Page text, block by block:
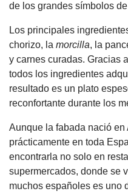
de los grandes símbolos
Los principales
chorizo, la morcilla, la
y carnes curadas. Gracias
todos los ingredientes
resultado es un plato
reconfortante durante los
Aunque la fabada nació en
prácticamente en toda
encontrarla no solo en
supermercados, donde se
muchos españoles es uno